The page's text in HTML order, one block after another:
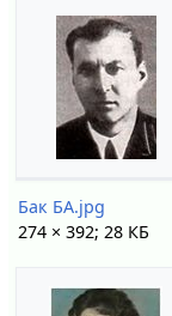
Бак БА.jpg
274 × 392; 28 КБ